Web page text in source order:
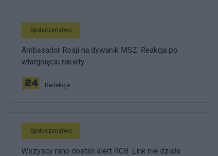
Społeczeństwo
Ambasador Rosji na dywanik MSZ. Reakcja po
wtargnięciu rakiety
Redakcja
Społeczeństwo
Wszyscy rano dostali alert RCB. Link nie działa